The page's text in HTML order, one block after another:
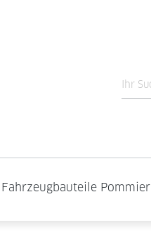
Fahrzeugbauteile Pommier